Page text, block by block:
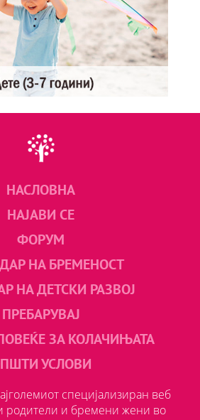
НАСЛОВНА
НАЈАВИ СЕ
ФОРУМ
НА БРЕМЕНОСТ
НА ДЕТСКИ РАЗВОЈ
ПРЕБАРУВАЈ
ЗА КОЛАЧИЊАТА
УСЛОВИ
специјализиран веб
родители и бремени жени во